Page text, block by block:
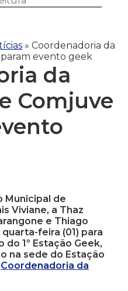
» Coordenadoria da
evento geek
da
Comjuve
Municipal de
Viviane, a Thaz
e Thiago
feira (01) para
1º Estação Geek,
na sede do Estação
Coordenadoria da